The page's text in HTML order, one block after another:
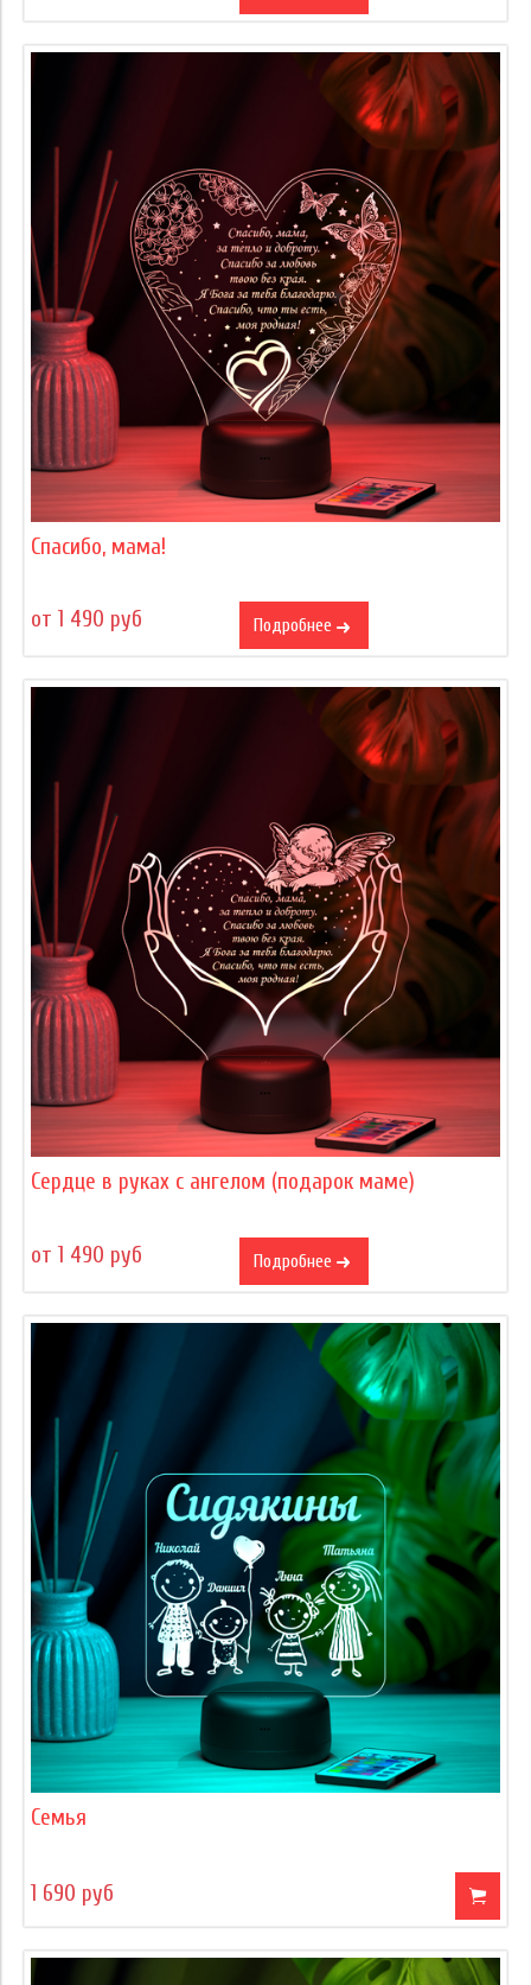
Спасибо, мама!
от 1 490 руб Подробнее
Сердце в руках с ангелом (подарок маме)
от 1 490 руб Подробнее
Семья
1 690 руб